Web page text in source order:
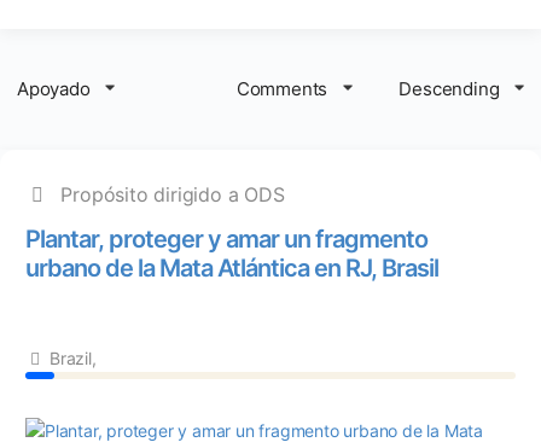
Apoyado Comments Descending
Propósito dirigido a ODS
Plantar, proteger y amar un fragmento
urbano de la Mata Atlántica en RJ, Brasil
Brazil,